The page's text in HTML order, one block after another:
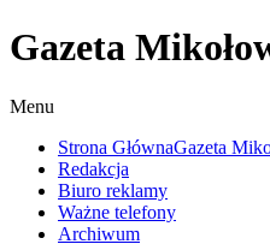
Gazeta
Menu
Strona GłównaGazeta
Redakcja
Biuro reklamy
Ważne telefony
Archiwum